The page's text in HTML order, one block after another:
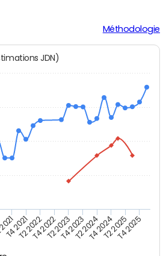
Méthodologie
: estimations JDN)
T4 2021T2 2022T4 2022T2 2023T4 2023T2 2024T4 2024T2 2025T4 2025